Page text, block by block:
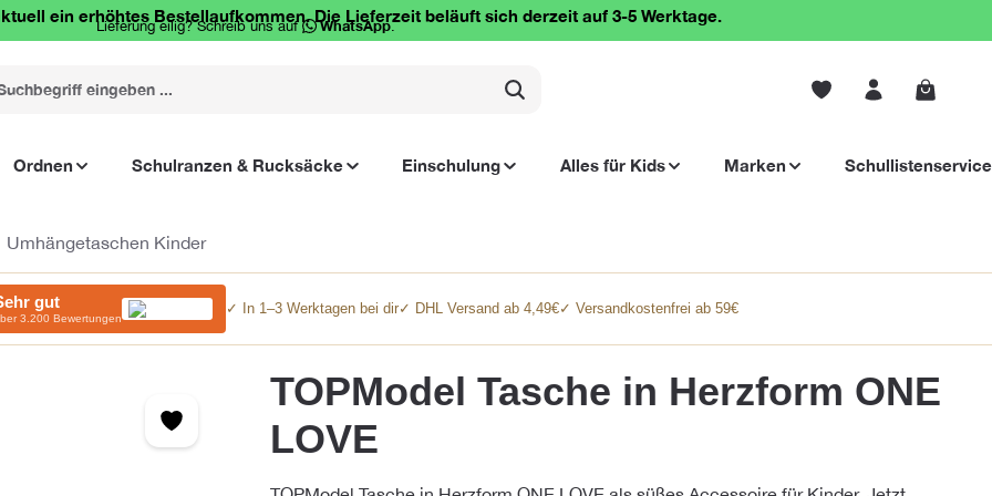
ein erhöhtes Bestellaufkommen. Die Lieferzeit beläuft sich derzeit auf 3-5 Werktage.
Lieferung eilig? Schreib uns auf WhatsApp.
Ordnen Schulranzen & Rucksäcke Einschulung Alles für Kids Marken Schullistenservice
Umhängetaschen Kinder
gut
3.200 Bewertungen
✓ In 1–3 Werktagen bei dir✓ DHL Versand ab 4,49€✓ Versandkostenfrei ab 59€
TOPModel Tasche in Herzform ONE
LOVE